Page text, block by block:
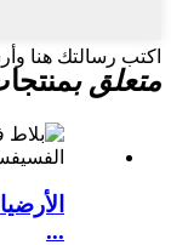
اكتب رسالتك هنا
متعلق ب
...